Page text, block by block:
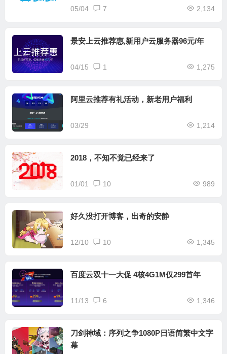
05/04 7 2,134
景安上云推荐惠,新用户云服务器96元/年
04/15 1 1,275
阿里云推荐有礼活动，新老用户福利
03/29 1,214
2018，不知不觉已经来了
01/01 10 989
好久没打开博客，出奇的安静
12/10 10 1,345
百度云双十一大促 4核4G1M仅299首年
11/13 6 1,346
刀剑神域：序列之争1080P日语简繁中文字
幕